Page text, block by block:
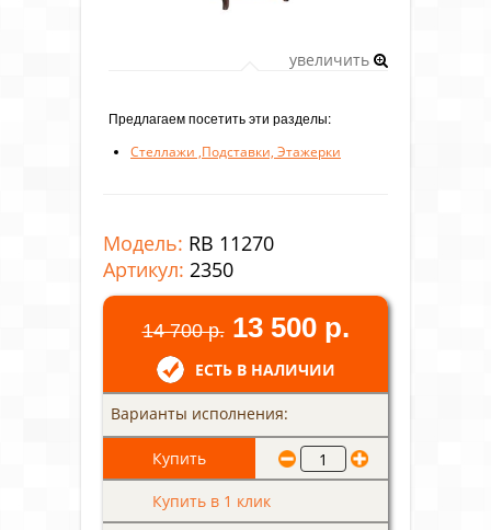
увеличить
Предлагаем посетить эти разделы:
Стеллажи ,Подставки, Этажерки
Модель: RB 11270
Артикул: 2350
14 700 р. 13 500 р.
ЕСТЬ В НАЛИЧИИ
Варианты исполнения:
Купить в 1 клик